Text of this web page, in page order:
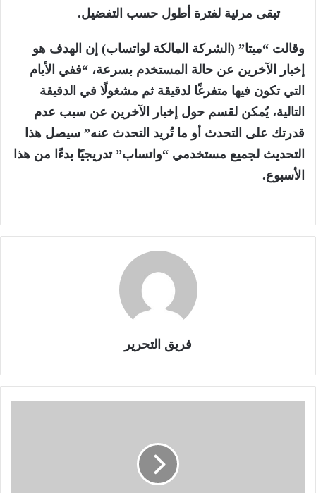
تبقى مرئية لفترة أطول حسب التفضيل.
وقالت “ميتا” (الشركة المالكة لواتساب) إن الهدف هو
إخبار الآخرين عن حالة المستخدم بسرعة، “ففي الأيام
التي تكون فيها متفرغًا لدقيقة ثم مشغولًا في الدقيقة
التالية، يُمكن لقسم حول إخبار الآخرين عن سبب عدم
قدرتك على التحدث أو ما تُريد التحدث عنه” سيصل هذا
التحديث لجميع مستخدمي “واتساب” تدريجيًا بدءًا من هذا
الأسبوع.
فريق التحرير